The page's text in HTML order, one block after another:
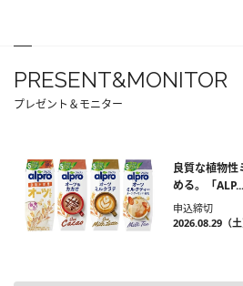
PRESENT&MONITOR
プレゼント＆モニター
良質な植物性
める。「ALP...
申込締切
2026.08.29（